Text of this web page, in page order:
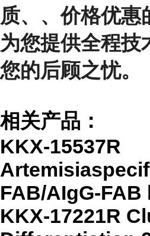
质、、价格优惠
为您提供全程技
您的后顾之忧。
相关产品：
KKX-15537R
FAB/AIgG-FAB
KKX-17221R